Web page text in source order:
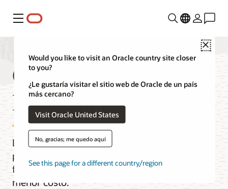
Menú
Close
Would you like to visit an Oracle country site closer
to you?
¿Le gustaría visitar el sitio web de Oracle de un país
más cercano?
Visit Oracle United States
No, gracias; me quedo aquí
See this page for a different country/region
Oracle Cloud
Infrastructure (OCI)
La nube de última generación diseñada
para ejecutar cualquier aplicación de
forma más rápida y segura, por un
menor costo.